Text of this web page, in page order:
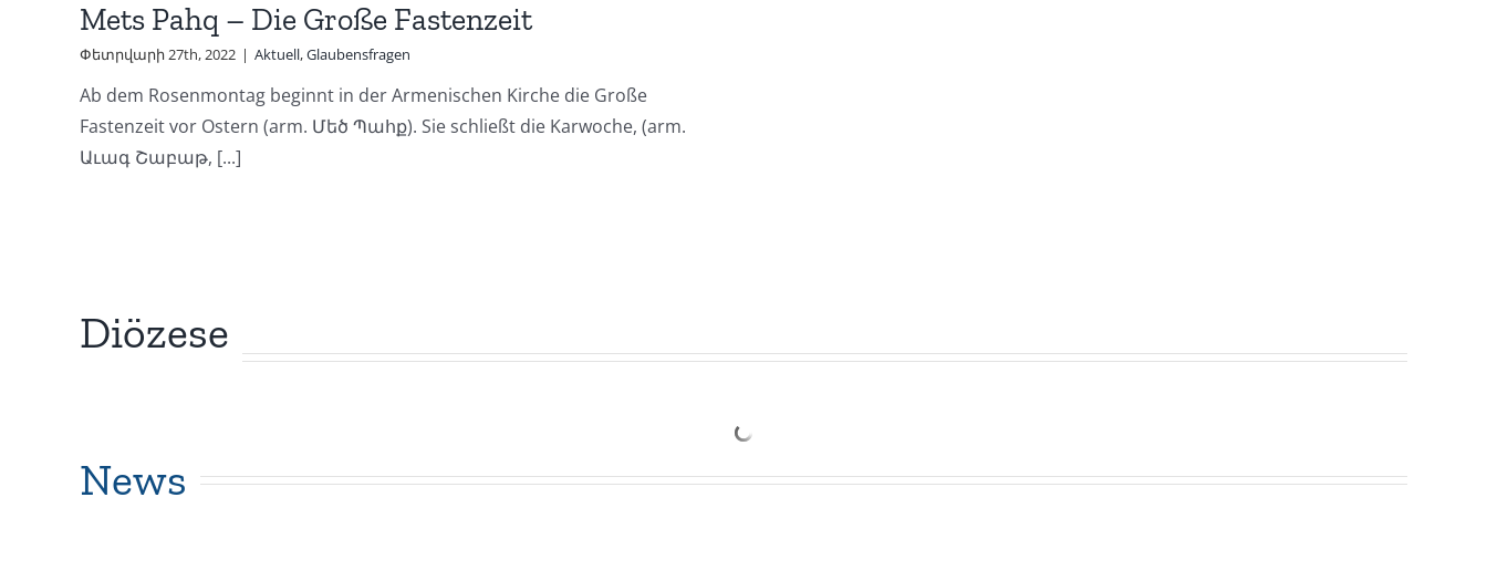
Mets Pahq – Die Große Fastenzeit
Փետրվարի 27th, 2022 | Aktuell,Glaubensfragen
Ab dem Rosenmontag beginnt in der Armenischen Kirche die Große
Fastenzeit vor Ostern (arm. Մեծ Պահք). Sie schließt die Karwoche, (arm.
Աւագ Շաբաթ, [...]
Diözese
News